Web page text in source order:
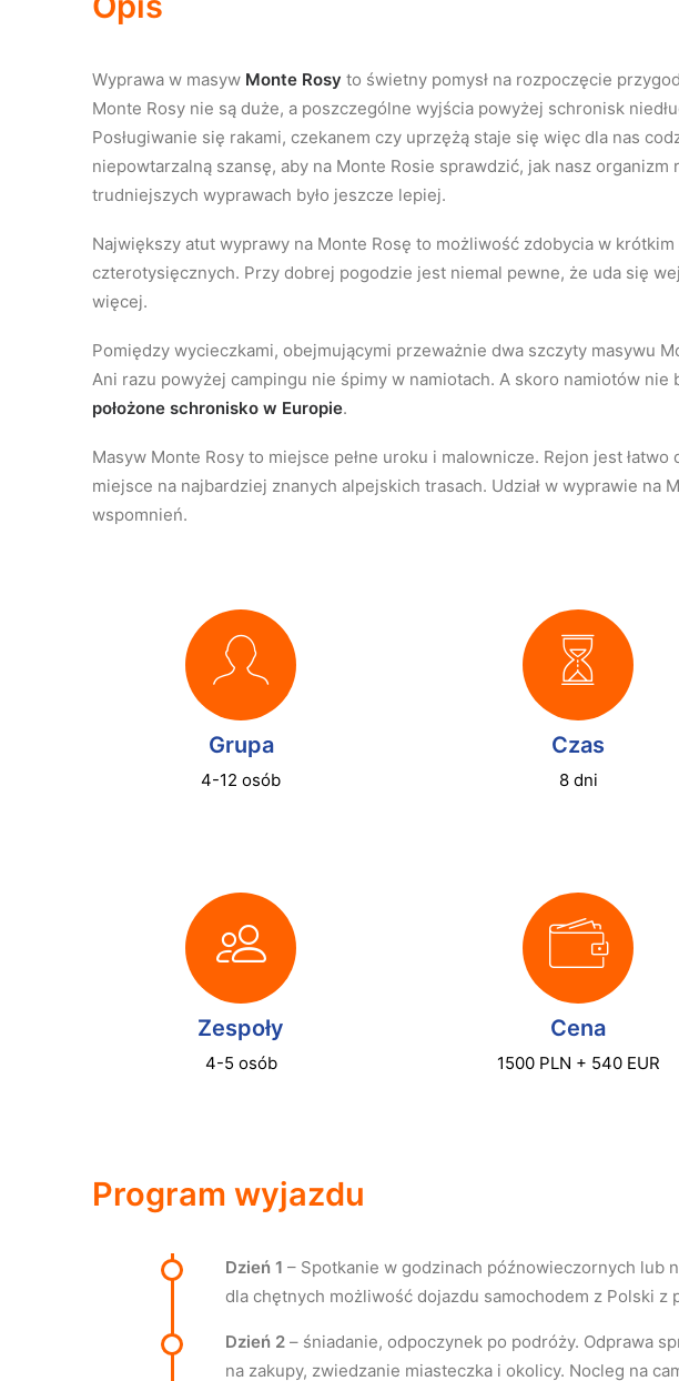
Wyprawa w masyw Monte Rosy to świetny pomysł na rozpoczęcie
Monte Rosy nie są duże, a poszczególne wyjścia powyżej schronisk
Posługiwanie się rakami, czekanem czy uprzężą staje się więc dla nas
niepowtarzalną szansę, aby na Monte Rosie sprawdzić, jak nasz
trudniejszych wyprawach było jeszcze lepiej.
Największy atut wyprawy na Monte Rosę to możliwość zdobycia w
czterotysięcznych. Przy dobrej pogodzie jest niemal pewne, że uda się
więcej.
Pomiędzy wycieczkami, obejmującymi przeważnie dwa szczyty masywu
Ani razu powyżej campingu nie śpimy w namiotach. A skoro namiotów
położone schronisko w Europie.
Masyw Monte Rosy to miejsce pełne uroku i malownicze. Rejon jest
miejsce na najbardziej znanych alpejskich trasach. Udział w wyprawie
wspomnień.
Grupa
4-12 osób
Czas
8 dni
Zespoły
4-5 osób
Cena
1500 PLN + 540 EUR
Program wyjazdu
Dzień 1 – Spotkanie w godzinach późnowieczornych lub
dla chętnych możliwość dojazdu samochodem z Polski z
Dzień 2 – śniadanie, odpoczynek po podróży. Odprawa
na zakupy, zwiedzanie miasteczka i okolicy. Nocleg na